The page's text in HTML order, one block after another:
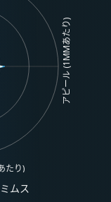
アピール (1MMあたり)
たり)
ムス